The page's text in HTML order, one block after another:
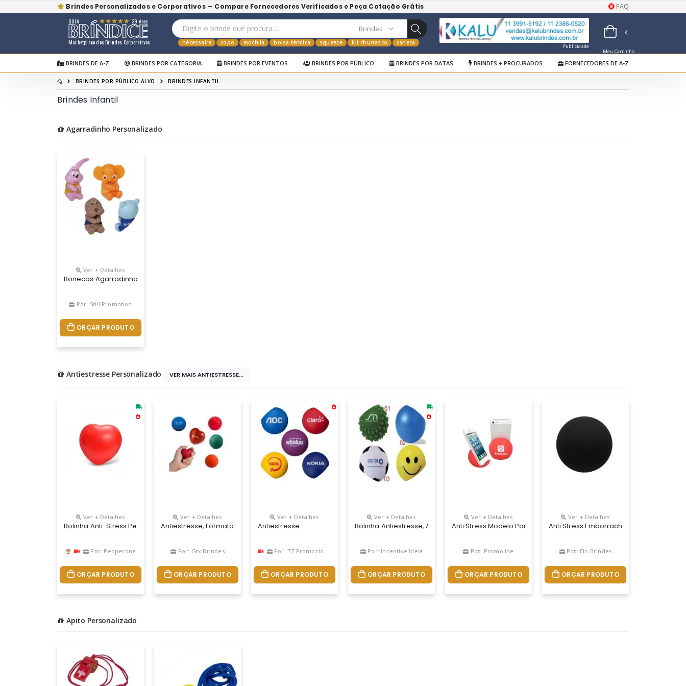
Brindes Personalizados e Corporativos — Compare Fornecedores Verificados e Peça Cotação Grátis FAQ
Marketplace dos Brindes Corporativos
GUIA 39 Anos
nécessaire copo mochila bolsa térmica squeeze kit churrasco caneca
Publicidade
Meu Carrinho
de Orçamentos
BRINDES DE A-Z BRINDES POR CATEGORIA BRINDES POR EVENTOS BRINDES POR PÚBLICO BRINDES POR DATAS BRINDES + PROCURADOS FORNECEDORES DE A-Z
BRINDES POR PÚBLICO ALVO BRINDES INFANTIL
Brindes Infantil
Agarradinho Personalizado
Ver + Detalhes
Bonecos Agarradinhos Em Vinil, Vários Animais, Tamanho Aproximado: 7cm De Altura
Por: Still Promotion
ORÇAR PRODUTO
Antiestresse Personalizado VER MAIS ANTIESTRESSE...
Ver + Detalhes
Bolinha Anti-Stress Personalizada
Por: Pepperone
ORÇAR PRODUTO
Ver + Detalhes
Antiestresse, Formato Coração, Bolinha Lisa E Cravinho, Varias Cores.
Por: Gtx Brindes
ORÇAR PRODUTO
Ver + Detalhes
Antiestresse
Por: T7 Promocional
ORÇAR PRODUTO
Ver + Detalhes
Bolinha Antiestresse, Alem De Um Brinde Com Otimo Custo, Um Produto Terapeutico
Por: Incentive Ideia
ORÇAR PRODUTO
Ver + Detalhes
Anti Stress Modelo Porta Celular Em Vinil. São 25 Modelos Diferentes
Por: Promoline
ORÇAR PRODUTO
Ver + Detalhes
Anti Stress Emborrachada Em Formato
Por: Elo Brindes
ORÇAR PRODUTO
Apito Personalizado